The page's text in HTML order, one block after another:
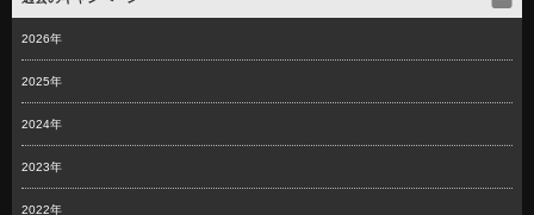
2026年
2025年
2024年
2023年
2022年